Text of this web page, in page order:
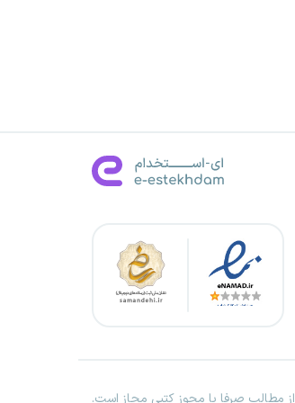
مطالب صرفا با مجوز کتبی مجاز است.